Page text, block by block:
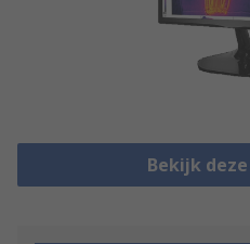
Bekijk